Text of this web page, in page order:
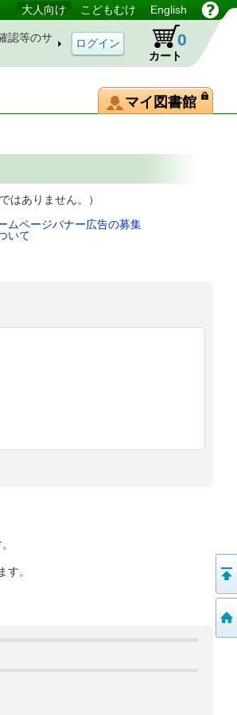
大人向け こどもむけ English
認等のサ
カート
0
マイ図書館
ません。）
ムページバナー広告の募集
いて
。